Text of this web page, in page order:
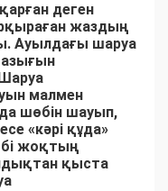
деген
жаздың
Ауылдағы шаруа
малмен
шөбін шауып,
«кәрі құда»
жоқтың
қыста